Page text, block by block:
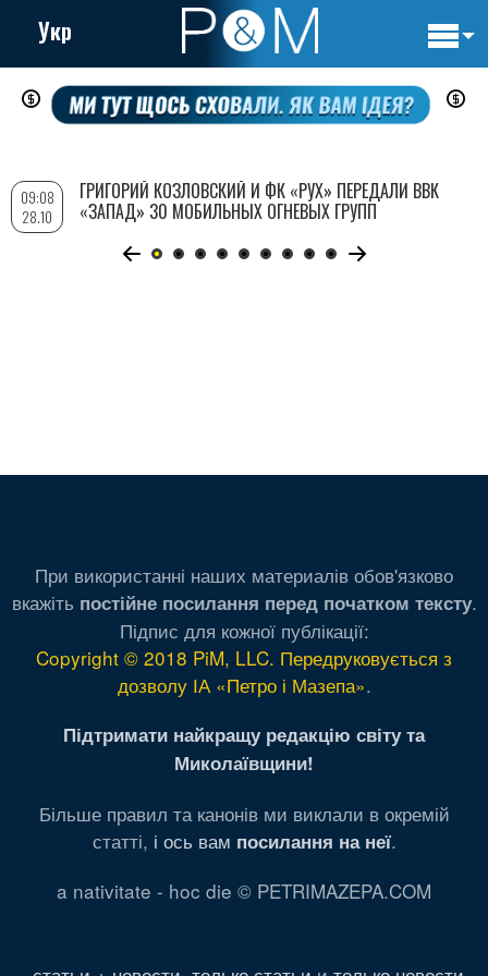
Перейти
содержанию
Укр
09:08
28.10
ГРИГОРИЙ КОЗЛОВСКИЙ И ФК «РУХ» ПЕРЕДАЛИ ВВК
«ЗАПАД» 30 МОБИЛЬНЫХ ОГНЕВЫХ ГРУПП
При використанні наших материалів обов'язково
вкажіть постійне посилання перед початком тексту.
Підпис для кожної публікації:
Copyright © 2018 PiM, LLC. Передруковується з
дозволу ІА «Петро і Мазепа».
Підтримати найкращу редакцію світу та
Миколаївщини!
Більше правил та канонів ми виклали в окремій
статті, і ось вам посилання на неї.
a nativitate - hoc die © PETRIMAZEPA.COM